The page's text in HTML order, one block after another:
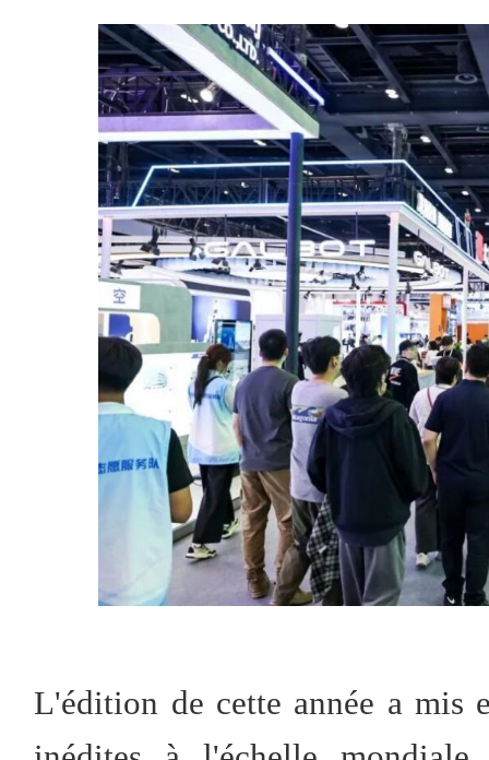
L'édition de cette année a mis